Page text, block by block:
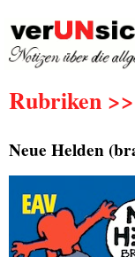
Rubriken
Neue Helden